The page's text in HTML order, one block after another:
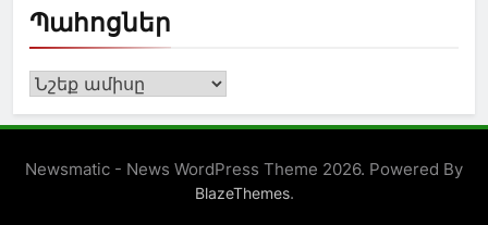
Պահոցներ
Պահոցներ
Newsmatic - News WordPress Theme 2026. Powered By
BlazeThemes.